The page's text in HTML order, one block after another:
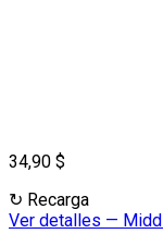
34,90 $
↻ Recarga
Ver detalles —